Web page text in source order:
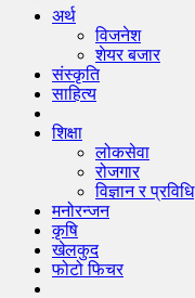
अर्थ
विजनेश
शेयर बजार
संस्कृति
साहित्य
शिक्षा
लोकसेवा
रोजगार
विज्ञान र प्रविधि
मनोरन्जन
कृषि
खेलकुद
फोटो फिचर